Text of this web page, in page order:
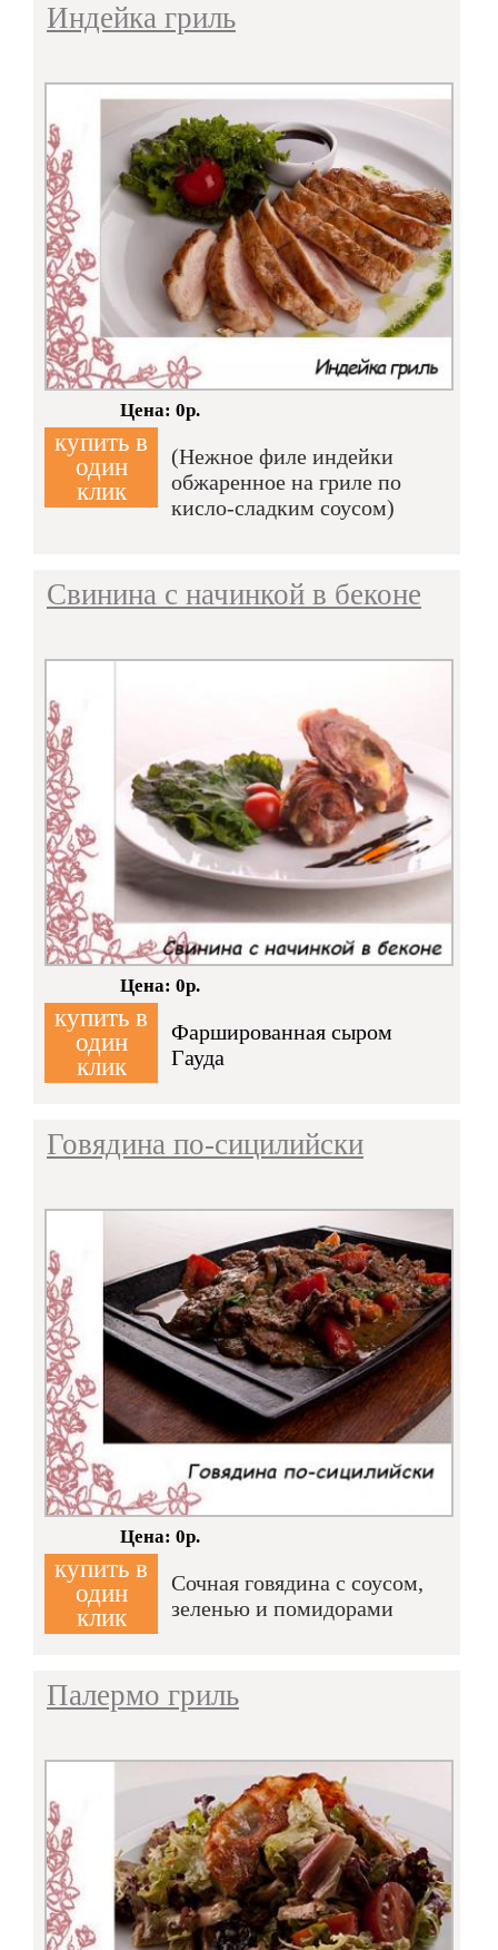
купить в
один
клик
Индейка гриль
Цена: 0р.
(Нежное филе индейки
обжаренное на гриле по
кисло-сладким соусом)
купить в
один
клик
Свинина с начинкой в беконе
Цена: 0р.
Фаршированная сыром
Гауда
купить в
один
клик
Говядина по-сицилийски
Цена: 0р.
Cочная говядина с соусом,
зеленью и помидорами
Палермо гриль